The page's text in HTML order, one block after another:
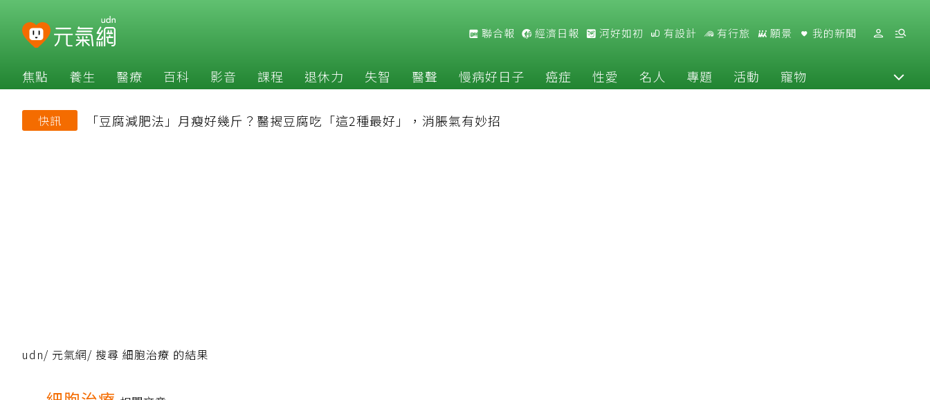
聯合報 經濟日報 河好如初 有設計 有行旅 願景 我的新聞
焦點 養生 醫療 百科 影音 課程 退休力 失智 醫聲 慢病好日子 癌症 性愛 名人 專題 活動 寵物
快訊 「豆腐減肥法」月瘦好幾斤？醫揭豆腐吃「這2種最好」，消脹氣有妙招
udn/ 元氣網/ 搜尋 細胞治療 的結果